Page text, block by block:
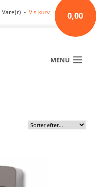
Vare(r) -Vis kurv 0,00
MENU